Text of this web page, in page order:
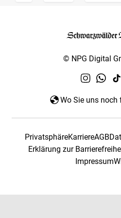
© NPG Digital
Wo Sie uns noch
PrivatsphäreKarriereAGB
Erklärung zur
Impressum